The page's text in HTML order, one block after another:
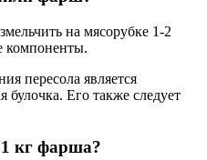
на мясорубке 1-2
компоненты.
пересола является
булочка. Его также следует
кг фарша?